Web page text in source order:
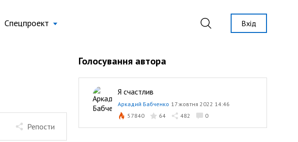
Спецпроект Вхід
Репости
Голосування автора
Я счастлив
Аркадий Бабченко 17 жовтня 2022 14:46
57840
64 482 0